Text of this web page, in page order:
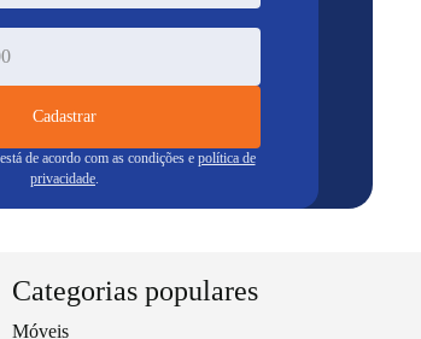
Cadastrar
de acordo com as condições e política de
privacidade.
Categorias populares
Móveis